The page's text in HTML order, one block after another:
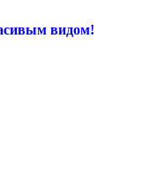
видом!